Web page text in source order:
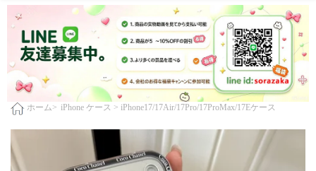
ホーム> iPhone ケース > iPhone17/17Air/17Pro/17ProMax/17Eケース